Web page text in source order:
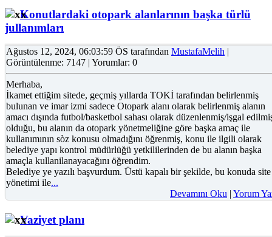
Konutlardaki otopark alanlarının başka türlü
jullanımları
Ağustos 12, 2024, 06:03:59 ÖS tarafından MustafaMelih |
Görüntülenme: 7147 | Yorumlar: 0
Merhaba,
İkamet ettiğim sitede, geçmiş yıllarda TOKİ tarafından belirlenmiş
bulunan ve imar izmi sadece Otopark alanı olarak belirlenmiş alanın
amacı dışında futbol/basketbol sahası olarak düzenlenmiş/işgal
olduğu, bu alanın da otopark yönetmeliğine göre başka amaç ile
kullanımının sòz konusu olmadığını öğrenmiş, konu ile ilgili olarak
belediye yapı kontrol müdürlüğü yetkililerinden de bu alanın başka
amaçla kullanilanayacağını öğrendim.
Belediye ye yazılı başvurdum. Üstü kapalı bir şekilde, bu konuda site
yönetimi ile...
Devamını Oku | Yorum
Vaziyet planı